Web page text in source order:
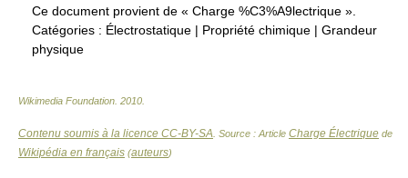
Ce document provient de « Charge %C3%A9lectrique ».
Catégories : Électrostatique | Propriété chimique | Grandeur
physique
Wikimedia Foundation 2010
Contenu soumis à la licence CC-BY-SA . Source : Article Charge Électrique de
Wikipédia en français (auteurs)